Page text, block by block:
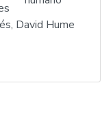
David Hume